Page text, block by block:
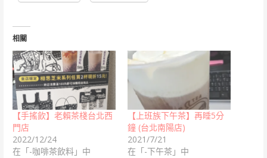
相關
【手搖飲】老賴茶棧台北西
門店
2022/12/24
在「-咖啡茶飲料」中
【上班族下午茶】再睡5分
鐘 (台北南陽店)
2021/7/21
在「-下午茶」中